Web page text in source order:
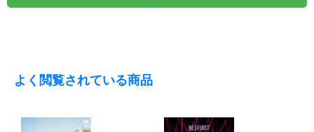
よく閲覧されている商品